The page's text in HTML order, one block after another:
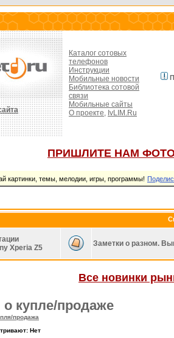
Каталог сотовых
телефонов
Инструкции
Мобильные новости
Библиотека сотовой
связи
Мобильные сайты
О проекте, IvLIM.Ru
ПРИШЛИТЕ НАМ
картинки, темы, мелодии, игры, программы!
Xperia Z5
Заметки о разном.
Все новинки
купле/продаже
продажа
Нет